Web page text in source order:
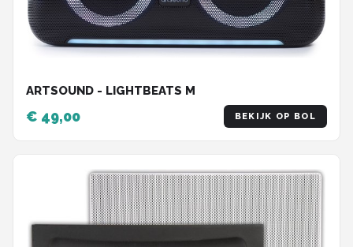
ARTSOUND - LIGHTBEATS M
€ 49,00 BEKIJK OP BOL